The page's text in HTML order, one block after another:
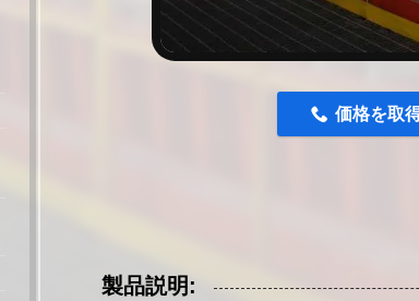
価格を取
製品説明: